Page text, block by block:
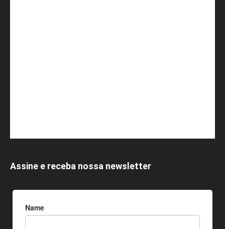
Assine e receba nossa newsletter